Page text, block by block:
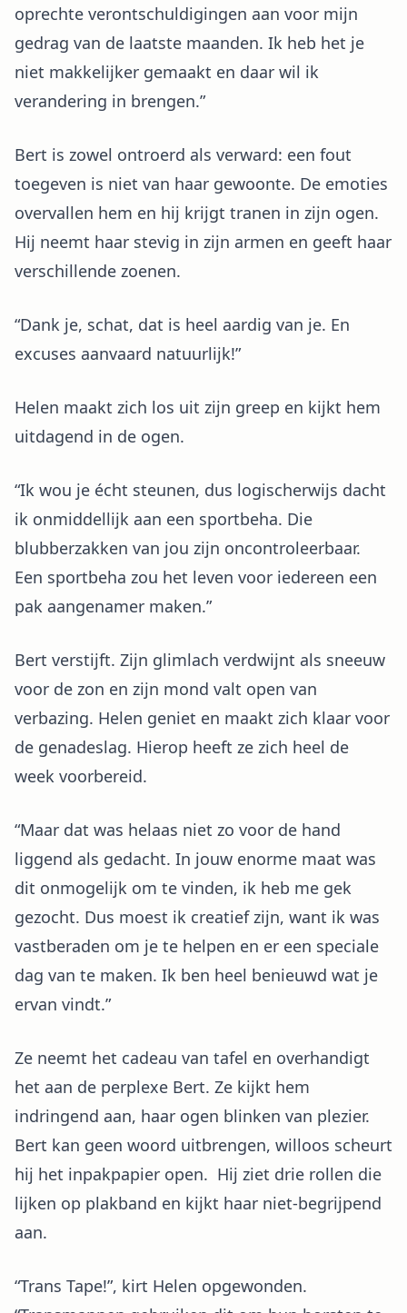
oprechte verontschuldigingen aan voor mijn
gedrag van de laatste maanden. Ik heb het je
niet makkelijker gemaakt en daar wil ik
verandering in brengen.”
Bert is zowel ontroerd als verward: een fout
toegeven is niet van haar gewoonte. De emoties
overvallen hem en hij krijgt tranen in zijn ogen.
Hij neemt haar stevig in zijn armen en geeft haar
verschillende zoenen.
“Dank je, schat, dat is heel aardig van je. En
excuses aanvaard natuurlijk!”
Helen maakt zich los uit zijn greep en kijkt hem
uitdagend in de ogen.
“Ik wou je écht steunen, dus logischerwijs dacht
ik onmiddellijk aan een sportbeha. Die
blubberzakken van jou zijn oncontroleerbaar.
Een sportbeha zou het leven voor iedereen een
pak aangenamer maken.”
Bert verstijft. Zijn glimlach verdwijnt als sneeuw
voor de zon en zijn mond valt open van
verbazing. Helen geniet en maakt zich klaar voor
de genadeslag. Hierop heeft ze zich heel de
week voorbereid.
“Maar dat was helaas niet zo voor de hand
liggend als gedacht. In jouw enorme maat was
dit onmogelijk om te vinden, ik heb me gek
gezocht. Dus moest ik creatief zijn, want ik was
vastberaden om je te helpen en er een speciale
dag van te maken. Ik ben heel benieuwd wat je
ervan vindt.”
Ze neemt het cadeau van tafel en overhandigt
het aan de perplexe Bert. Ze kijkt hem
indringend aan, haar ogen blinken van plezier.
Bert kan geen woord uitbrengen, willoos scheurt
hij het inpakpapier open. Hij ziet drie rollen die
lijken op plakband en kijkt haar niet-begrijpend
aan.
“Trans Tape!”, kirt Helen opgewonden.